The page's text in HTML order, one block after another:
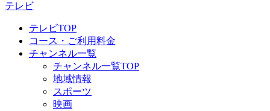
テレビ
テレビTOP
コース・ご利用料金
チャンネル一覧
チャンネル一覧TOP
地域情報
スポーツ
映画